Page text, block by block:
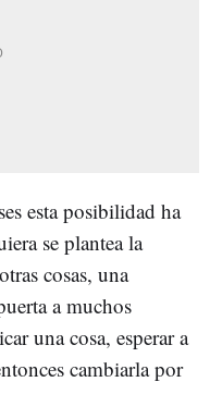
esta posibilidad ha
se plantea la
cosas, una
a muchos
una cosa, esperar a
cambiarla por